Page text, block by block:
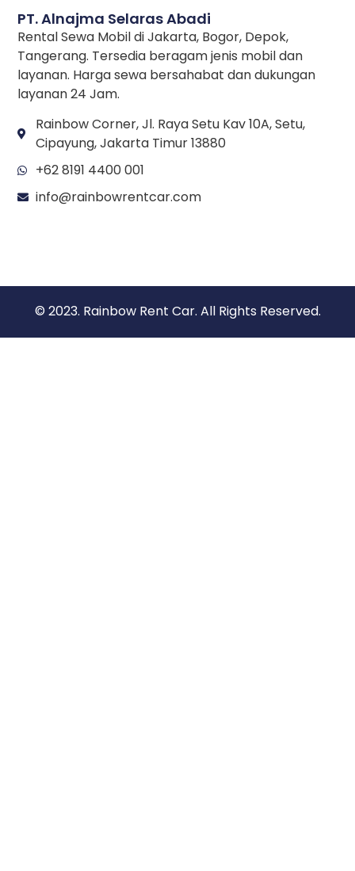
PT. Alnajma Selaras Abadi
Rental Sewa Mobil di Jakarta, Bogor, Depok,
Tangerang. Tersedia beragam jenis mobil dan
layanan. Harga sewa bersahabat dan dukungan
layanan 24 Jam.
Rainbow Corner, Jl. Raya Setu Kav 10A, Setu,
Cipayung, Jakarta Timur 13880
+62 8191 4400 001
info@rainbowrentcar.com
© 2023. Rainbow Rent Car. All Rights Reserved.